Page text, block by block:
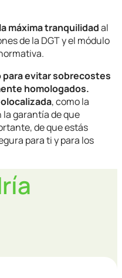
máxima tranquilidadal
de la DGT y el módulo
para evitar sobrecostes
homologados.
, como la
la garantía de que
de que estás
para ti y para los